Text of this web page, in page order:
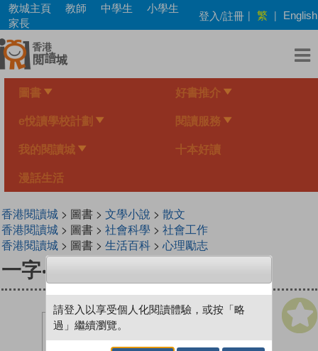
Skip
main
content
教城主頁 教師 中學生
小學生
家長
登入/註冊 | 繁 | English
圖書 好書推介
e悅讀學校計劃 閱讀服務
我的閱讀城 十本好讀
漫話生活
香港閱讀城> 圖書 > 文學小說 > 散文
香港閱讀城> 圖書 > 社會科學 > 社會工作
香港閱讀城> 圖書 > 生活百科> 心理勵志
一字‧心澄
請登入以享受個人化閱讀體驗，或按「略
過」繼續瀏覽。